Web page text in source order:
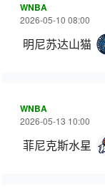
WNBA
2026-05-10 08:00
明尼苏达山猫
WNBA
2026-05-13 10:00
菲尼克斯水星